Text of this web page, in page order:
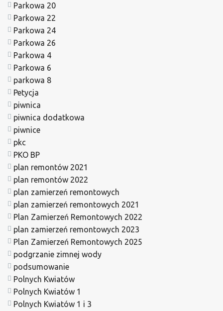
Parkowa 20
Parkowa 22
Parkowa 24
Parkowa 26
Parkowa 4
Parkowa 6
parkowa 8
Petycja
piwnica
piwnica dodatkowa
piwnice
pkc
PKO BP
plan remontów 2021
plan remontów 2022
plan zamierzeń remontowych
plan zamierzeń remontowych 2021
Plan Zamierzeń Remontowych 2022
plan zamierzeń remontowych 2023
Plan Zamierzeń Remontowych 2025
podgrzanie zimnej wody
podsumowanie
Polnych Kwiatów
Polnych Kwiatów 1
Polnych Kwiatów 1 i 3